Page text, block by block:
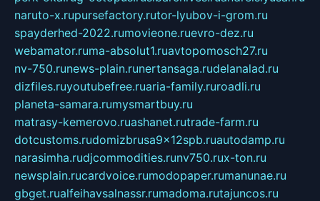
naruto-x.rupursefactory.rutor-lyubov-i-grom.ru
spayderhed-2022.rumovieone.ruevro-dez.ru
webamator.ruma-absolut1.ruavtopomosch27.ru
nv-750.runews-plain.runertansaga.rudelanalad.ru
dizfiles.ruyoutubefree.ruaria-family.ruroadli.ru
planeta-samara.rumysmartbuy.ru
matrasy-kemerovo.ruashanet.rutrade-farm.ru
dotcustoms.rudomizbrusa9x12spb.ruautodamp.ru
narasimha.rudjcommodities.runv750.rux-ton.ru
newsplain.rucardvoice.rumodopaper.rumanunae.ru
gbget.rualfeihavsalnassr.rumadoma.rutajuncos.ru